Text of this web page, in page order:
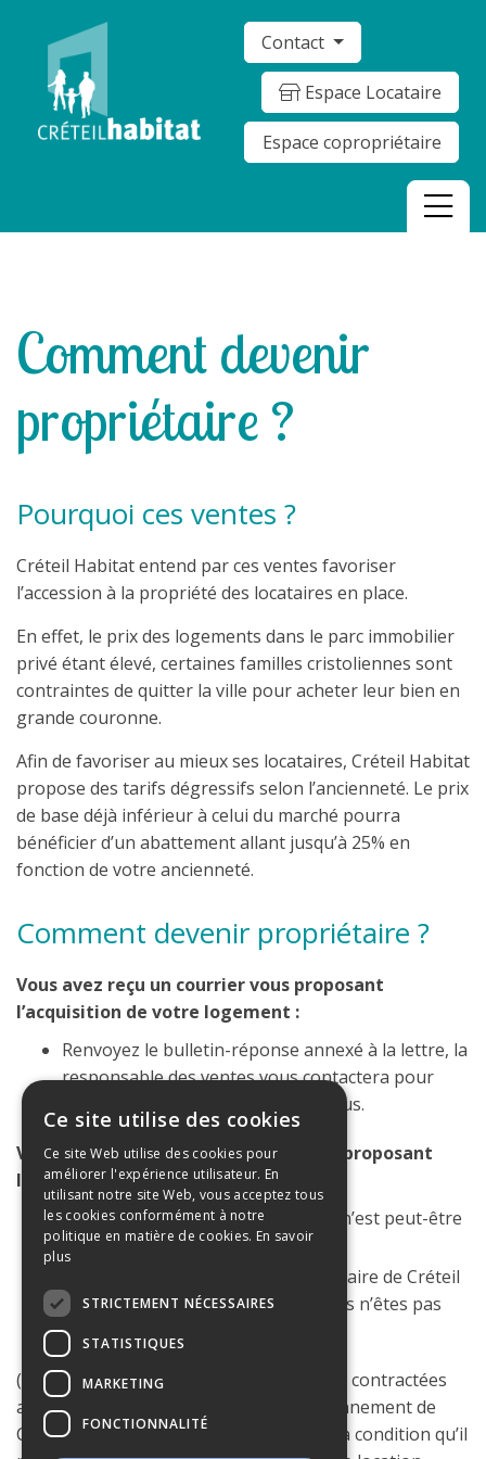
Contact
Espace Locataire
Espace copropriétaire
Comment devenir
propriétaire ?
Pourquoi ces ventes ?
Créteil Habitat entend par ces ventes favoriser
l’accession à la propriété des locataires en place.
En effet, le prix des logements dans le parc immobilier
privé étant élevé, certaines familles cristoliennes sont
contraintes de quitter la ville pour acheter leur bien en
grande couronne.
Afin de favoriser au mieux ses locataires, Créteil Habitat
propose des tarifs dégressifs selon l’ancienneté. Le prix
de base déjà inférieur à celui du marché pourra
bénéficier d’un abattement allant jusqu’à 25% en
fonction de votre ancienneté.
Comment devenir propriétaire ?
Vous avez reçu un courrier vous proposant
l’acquisition de votre logement :
Renvoyez le bulletin-réponse annexé à la lettre, la
responsable des ventes vous contactera pour
convenir avec vous d’un rendez-vous.
Vous n’avez pas reçu de courrier vous proposant
l’acquisition de votre logement :
Renseignez-vous, votre résidence n’est peut-être
pas encore mise en vente,
Relisez votre bail, si vous êtes locataire de Créteil
Habitat depuis moins de 5 ans, vous n’êtes pas
encore éligible (*).
(*) Depuis le 1er janvier 2016, les années contractées
auprès de Créteil Habitat Semic et anciennement de
Créteil Habitat OPH sont cumulables, à la condition qu’il
Ce site utilise des cookies
Ce site Web utilise des cookies pour
améliorer l'expérience utilisateur. En
utilisant notre site Web, vous acceptez tous
les cookies conformément à notre
politique en matière de cookies. En savoir
plus
STRICTEMENT NÉCESSAIRES
STATISTIQUES
MARKETING
FONCTIONNALITÉ